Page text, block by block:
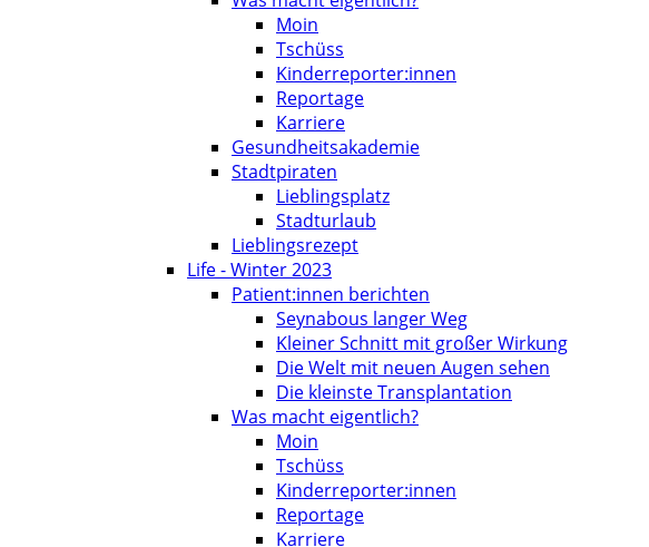
Moin
Tschüss
Kinderreporter:innen
Reportage
Karriere
Gesundheitsakademie
Stadtpiraten
Lieblingsplatz
Stadturlaub
Lieblingsrezept
Life - Winter 2023
Patient:innen berichten
Seynabous langer Weg
Kleiner Schnitt mit großer Wirkung
Die Welt mit neuen Augen sehen
Die kleinste Transplantation
Was macht eigentlich?
Moin
Tschüss
Kinderreporter:innen
Reportage
Karriere